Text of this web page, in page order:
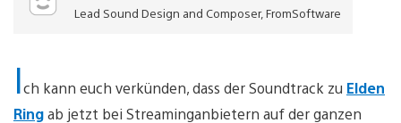
Lead Sound Design and Composer, FromSoftware
Ich kann euch verkünden, dass der Soundtrack zu Elden
Ringab jetzt bei Streaminganbietern auf der ganzen